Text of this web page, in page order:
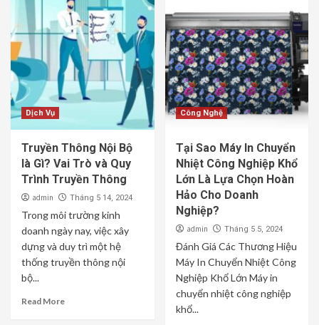
Dịch Vụ
Truyền Thông Nội Bộ
là Gì? Vai Trò và Quy
Trình Truyền Thông
admin Tháng 5 14, 2024
Trong môi trường kinh
doanh ngày nay, việc xây
dựng và duy trì một hệ
thống truyền thông nội
bộ...
Read More
Công Nghệ
Tại Sao Máy In Chuyển
Nhiệt Công Nghiệp Khổ
Lớn Là Lựa Chọn Hoàn
Hảo Cho Doanh
Nghiệp?
admin Tháng 5 5, 2024
Đánh Giá Các Thương Hiệu
Máy In Chuyển Nhiệt Công
Nghiệp Khổ Lớn Máy in
chuyển nhiệt công nghiệp
khổ...